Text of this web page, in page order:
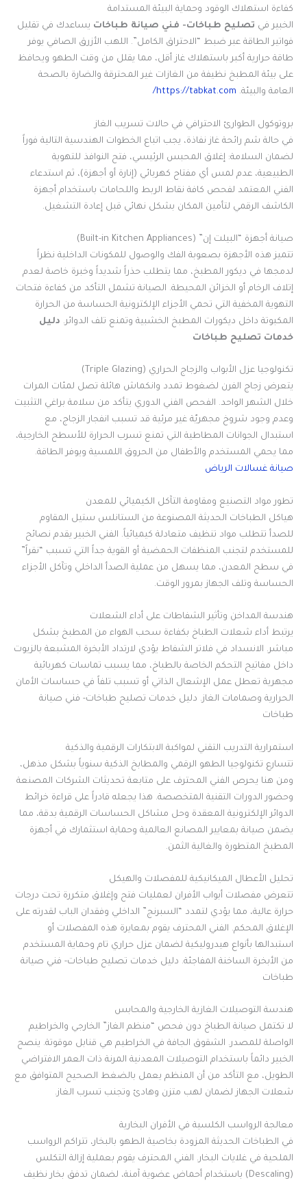
كفاءة استهلاك الوقود وحماية البيئة المستدامة
الخبير في تصليح طباخات- فني صيانة طباخات يساعدك في تقليل
فواتير الطاقة عبر ضبط “الاحتراق الكامل”. اللهب الأزرق الصافي يوفر
طاقة حرارية أكبر باستهلاك غاز أقل، مما يقلل من وقت الطهو ويحافظ
على بيئة المطبخ نظيفة من الغازات غير المحترقة والضارة بالصحة
العامة والبيئة. https://tabkat.com/
بروتوكول الطوارئ الاحترافي في حالات تسريب الغاز
في حالة شم رائحة غاز نفاذة، يجب اتباع الخطوات الهندسية التالية فوراً
لضمان السلامة: إغلاق المحبس الرئيسي، فتح النوافذ للتهوية
الطبيعية، عدم لمس أي مفتاح كهربائي (إنارة أو أجهزة)، ثم استدعاء
الفني المعتمد لفحص كافة نقاط الربط واللحامات باستخدام أجهزة
الكاشف الرقمي لتأمين المكان بشكل نهائي قبل إعادة التشغيل.
صيانة أجهزة “البيلت إن” (Built-in Kitchen Appliances)
تتميز هذه الأجهزة بصعوبة الفك والوصول للمكونات الداخلية نظراً
لدمجها في ديكور المطبخ، مما يتطلب حذراً شديداً وخبرة خاصة لعدم
إتلاف الرخام أو الخزائن المحيطة. الصيانة تشمل التأكد من كفاءة فتحات
التهوية المخفية التي تحمي الأجزاء الإلكترونية الحساسة من الحرارة
المكبوتة داخل ديكورات المطبخ الخشبية وتمنع تلف الدوائر. دليل
خدمات تصليح طباخات
تكنولوجيا عزل الأبواب والزجاج الحراري (Triple Glazing)
يتعرض زجاج الفرن لضغوط تمدد وانكماش هائلة تصل لمئات المرات
خلال الشهر الواحد. الفحص الفني الدوري يتأكد من سلامة براغي التثبيت
وعدم وجود شروخ مجهريّة غير مرئية قد تسبب انفجار الزجاج، مع
استبدال الجوانات المطاطية التي تمنع تسرب الحرارة للأسطح الخارجية،
مما يحمي المستخدم والأطفال من الحروق اللمسية ويوفر الطاقة.
صيانة غسالات الرياض
تطور مواد التصنيع ومقاومة التآكل الكيميائي للمعدن
هياكل الطباخات الحديثة المصنوعة من الستانلس ستيل المقاوم
للصدأ تتطلب مواد تنظيف متعادلة كيميائياً. الفني الخبير يقدم نصائح
للمستخدم لتجنب المنظفات الحمضية أو القوية جداً التي تسبب “نقراً”
في سطح المعدن، مما يسهل من عملية الصدأ الداخلي وتآكل الأجزاء
الحساسة وتلف الجهاز بمرور الوقت.
هندسة المداخن وتأثير الشفاطات على أداء الشعلات
يرتبط أداء شعلات الطباخ بكفاءة سحب الهواء من المطبخ بشكل
مباشر. الانسداد في فلاتر الشفاط يؤدي لارتداد الأبخرة المشبعة بالزيوت
داخل مفاتيح التحكم الخاصة بالطباخ، مما يسبب تماسات كهربائية
مجهرية تعطل عمل الإشعال الذاتي أو تسبب تلفاً في حساسات الأمان
الحرارية وصمامات الغاز. دليل خدمات تصليح طباخات- فني صيانة
طباخات
استمرارية التدريب التقني لمواكبة الابتكارات الرقمية والذكية
تتسارع تكنولوجيا الطهو الرقمي والمطابخ الذكية سنوياً بشكل مذهل،
ومن هنا يحرص الفني المحترف على متابعة تحديثات الشركات المصنعة
وحضور الدورات التقنية المتخصصة. هذا يجعله قادراً على قراءة خرائط
الدوائر الإلكترونية المعقدة وحل مشاكل الحساسات الرقمية بدقة، مما
يضمن صيانة بمعايير المصانع العالمية وحماية استثمارك في أجهزة
المطبخ المتطورة والغالية الثمن.
تحليل الأعطال الميكانيكية للمفصلات والهيكل
تتعرض مفصلات أبواب الأفران لعمليات فتح وإغلاق متكررة تحت درجات
حرارة عالية، مما يؤدي لتمدد “السبرنج” الداخلي وفقدان الباب لقدرته على
الإغلاق المحكم. الفني المحترف يقوم بمعايرة هذه المفصلات أو
استبدالها بأنواع هيدروليكية لضمان عزل حراري تام وحماية المستخدم
من الأبخرة الساخنة المفاجئة. دليل خدمات تصليح طباخات- فني صيانة
طباخات
هندسة التوصيلات الغازية الخارجية والمحابس
لا تكتمل صيانة الطباخ دون فحص “منظم الغاز” الخارجي والخراطيم
الواصلة للمصدر. الشقوق الجافة في الخراطيم هي قنابل موقوتة. ينصح
الخبير دائماً باستخدام التوصيلات المعدنية المرنة ذات العمر الافتراضي
الطويل، مع التأكد من أن المنظم يعمل بالضغط الصحيح المتوافق مع
شعلات الجهاز لضمان لهب متزن وهادئ وتجنب تسرب الغاز.
معالجة الرواسب الكلسية في الأفران البخارية
في الطباخات الحديثة المزودة بخاصية الطهو بالبخار، تتراكم الرواسب
الملحية في غلايات البخار. الفني المحترف يقوم بعملية إزالة التكلس
(Descaling) باستخدام أحماض عضوية آمنة، لضمان تدفق بخار نظيف